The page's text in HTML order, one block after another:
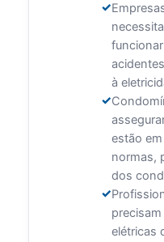
à
estão
normas,
dos
elétricas